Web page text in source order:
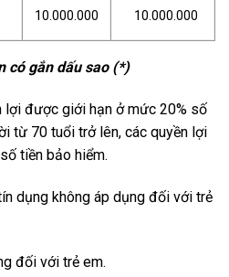
10.000.000 10.000.000
có gắn dấu sao (*)
lợi được giới hạn ở mức 20% số
từ 70 tuổi trở lên, các quyền lợi
tiền bảo hiểm.
dụng không áp dụng đối với trẻ
đối với trẻ em.